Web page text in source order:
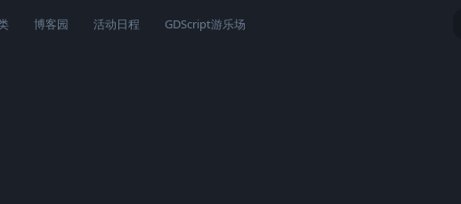
博客园 活动日程 GDScript游乐场